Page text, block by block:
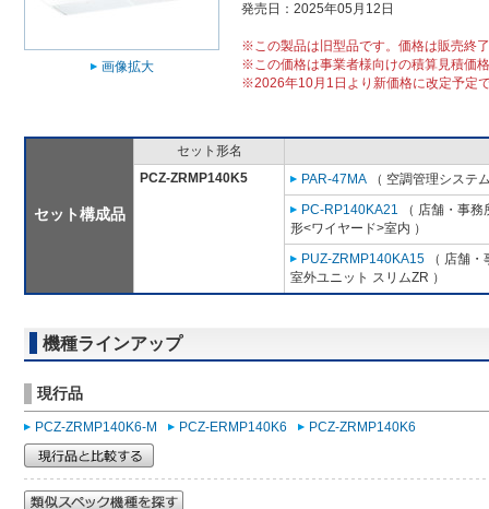
画像拡大
発売日：2025年05月12日
※この製品は旧型品です。価格は販売終
※この価格は事業者様向けの積算見積価
※2026年10月1日より新価格に改定予定
セット構成品
セット形名
PCZ-ZRMP140K5
PAR-47MA （ 空調管理システ
PC-RP140KA21 （ 店舗・事
形<ワイヤード>室内 ）
PUZ-ZRMP140KA15 （ 店舗
室外ユニット スリムZR ）
機種ラインアップ
現行品
PCZ-ZRMP140K6-M PCZ-ERMP140K6 PCZ-ZRMP140K6